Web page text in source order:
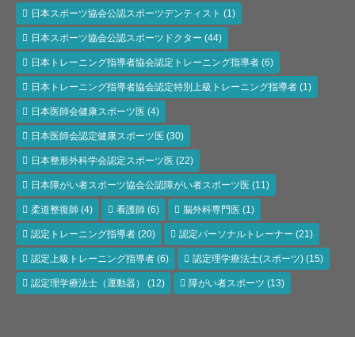
日本スポーツ協会公認スポーツデンティスト (1)
日本スポーツ協会公認スポーツドクター (44)
日本トレーニング指導者協会認定トレーニング指導者 (6)
日本トレーニング指導者協会認定特別上級トレーニング指導者 (1)
日本医師会健康スポーツ医 (4)
日本医師会認定健康スポーツ医 (30)
日本整形外科学会認定スポーツ医 (22)
日本障がい者スポーツ協会公認障がい者スポーツ医 (11)
柔道整復師 (4) 看護師 (6) 脳外科専門医 (1)
認定トレーニング指導者 (20) 認定パーソナルトレーナー (21)
認定上級トレーニング指導者 (6) 認定理学療法士(スポーツ) (15)
認定理学療法士（運動器） (12) 障がい者スポーツ (13)